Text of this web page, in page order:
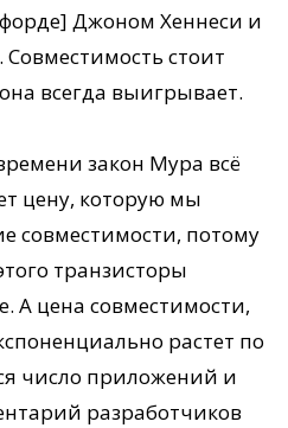
Джоном Хеннеси и
стоит
всегда выигрывает.
закон Мура всё
цену, которую мы
совместимости, потому
транзисторы
А цена совместимости,
растет по
число приложений и
разработчиков